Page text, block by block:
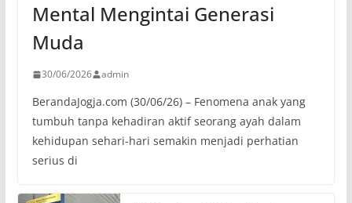
Mental Mengintai Generasi
Muda
30/06/2026 admin
BerandaJogja.com (30/06/26) – Fenomena anak yang
tumbuh tanpa kehadiran aktif seorang ayah dalam
kehidupan sehari-hari semakin menjadi perhatian
serius di